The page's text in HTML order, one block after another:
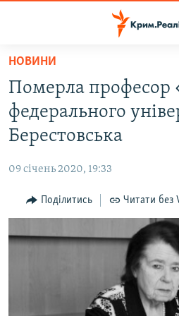
Перейти
основного
матеріалу
Перейти
до
основної
Перейти
до
пошуку
ВОДА.КРИМ
ВІДЕО ТА ФОТО
БЛОГИ
ПОГЛЯД
ЯК ОБІЙТИ БЛОКУВАННЯ
НОВИНИ
Померла професор
федерального
Берестовська
09 січень 2020, 19:33
Поділитись Читати без